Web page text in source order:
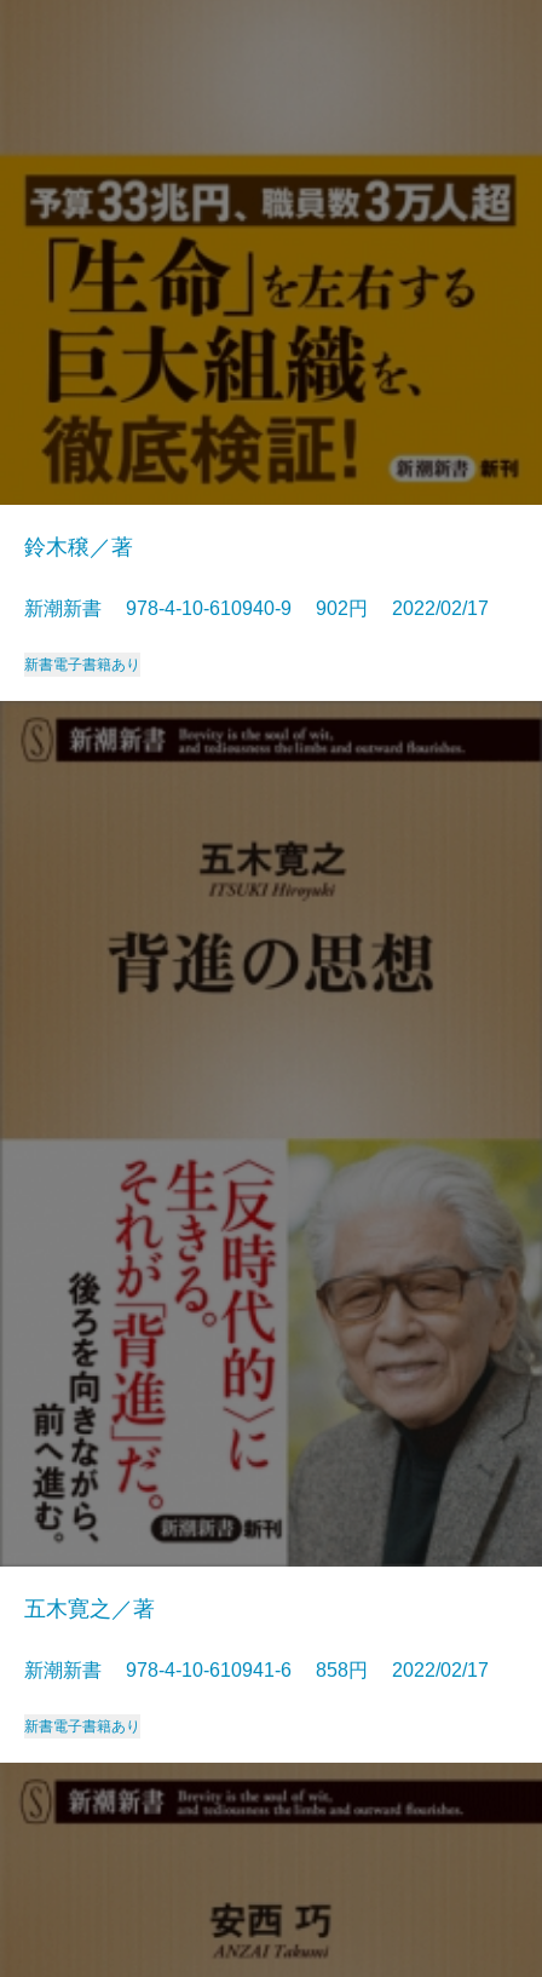
鈴木穣／著
新潮新書 978-4-10-610940-9 902円 2022/02/17
新書電子書籍あり
五木寛之／著
新潮新書 978-4-10-610941-6 858円 2022/02/17
新書電子書籍あり